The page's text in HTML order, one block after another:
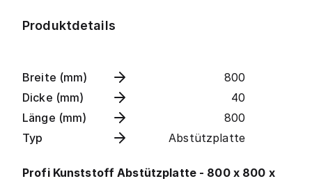
Produktdetails
Breite (mm)
800
Dicke (mm)
40
Länge (mm)
800
Typ
Abstützplatte
Profi Kunststoff Abstützplatte - 800 x 800 x